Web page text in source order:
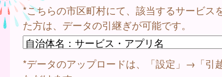
*こちらの市区町村にて、該当するサービス
た方は、データの引継ぎが可能です。
*データのアップロードは、「設定」→「引